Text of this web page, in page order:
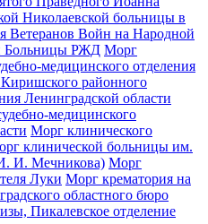
Николаевской больницы в
Ветеранов Войн на Народной
Больницы РЖД Морг
медицинского отделения
районного
Ленинградской области
медицинского
Морг клинического
клинической больницы им.
И. Мечникова) Морг
Луки Морг крематория на
областного бюро
Пикалевское отделение